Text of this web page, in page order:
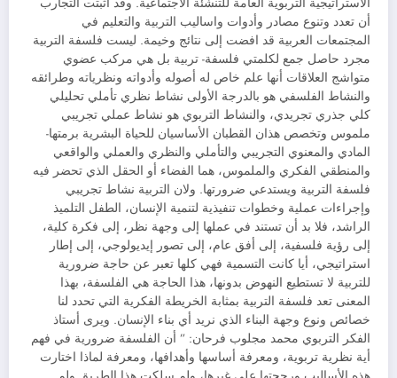
الاستراتيجية التربوية العامة للتنشئة الاجتماعية. وقد اثبتت التجارب
أن تعدد وتنوع مصادر وأدوات واساليب التربية والتعليم في
المجتمعات العربية قد افضت إلى نتائج وخيمة. ليست فلسفة التربية
مجرد حاصل جمع لكلمتي فلسفة- تربية بل هي مركب عضوي
متواشج العلاقات أنها علم خاص له أصوله وأدواته ونظرياته وطرائقه
والنشاط الفلسفي هو بالدرجة الأولى نشاط نظري تأملي تحليلي
كلي جذري تجريدي، والنشاط التربوي هو نشاط عملي تجريبي
ملموس وتخصص هذان القطبان الأساسيان للحياة البشرية برمتها-
المادي والمعنوي التجريبي والتأملي والنظري والعملي والواقعي
والمنطقي الفكري والملموس، هما الفضاء أو الحقل الذي تحضر فيه
فلسفة التربية ويستدعي ضرورتها. ولان التربية نشاط تجريبي
وإجراءات عملية وخطوات تنفيذية لتنمية الإنسان، الطفل التلميذ
الراشد، فلا بد أن تستند في عملها إلى وجهة نظر، إلى فكرة كلية،
إلى رؤية فلسفية، إلى أفق عام، إلى تصور إيديولوجي، إلى إطار
استراتيجي، أيا كانت التسمية فهي كلها تعبر عن حاجة ضرورية
للتربية لا تستطيع النهوض بدونها، هذا الحاجة هي الفلسفة، بهذا
المعنى تعد فلسفة التربية بمثابة الخريطة الفكرية التي تحدد لنا
خصائص ونوع وجهة البناء الذي نريد أي بناء الإنسان. ويرى أستاذ
الفكر التربوي محمد مجلوب فرحان: ” أن الفلسفة ضرورية في فهم
أية نظرية تربوية، ومعرفة أساسها وأهدافها، ومعرفة لماذا اختارت